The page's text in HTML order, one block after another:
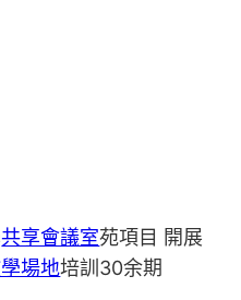
共享會議室苑項目 開展
場地培訓30余期